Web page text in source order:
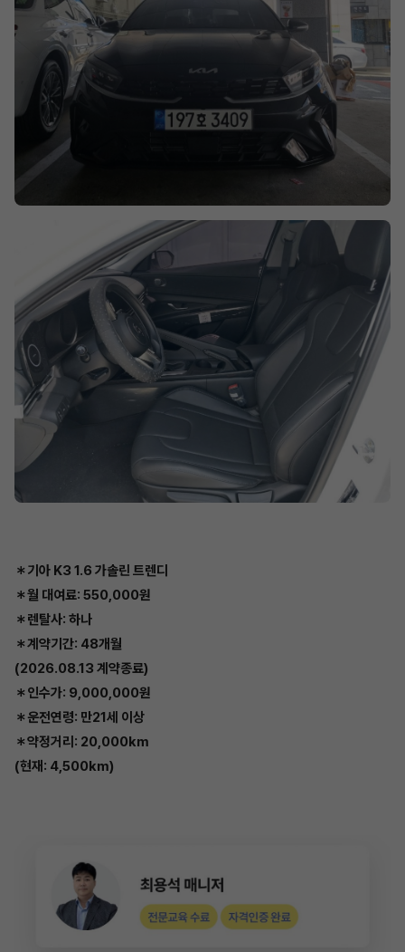
＊기아 K3 1.6 가솔린 트렌디
＊월 대여료: 550,000원
＊렌탈사: 하나
＊계약기간: 48개월
(2026.08.13 계약종료)
＊인수가: 9,000,000원
＊운전연령: 만21세 이상
＊약정거리: 20,000km
(현재: 4,500km)